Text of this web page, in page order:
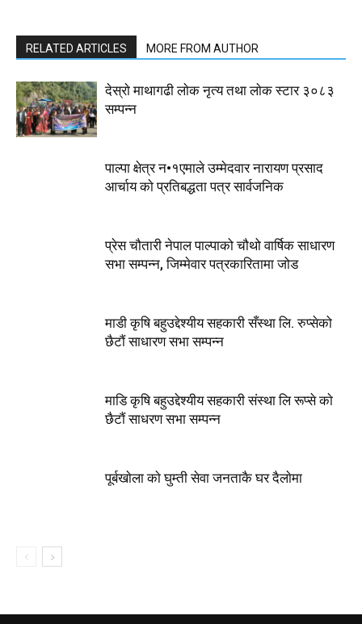
RELATED ARTICLES MORE FROM AUTHOR
देस्राे माथागढी लाेक नृत्य तथा लाेक स्टार ३०८३
सम्पन्न
पाल्पा क्षेत्र न•१एमाले उम्मेदवार नारायण प्रसाद
आर्चाय काे प्रतिबद्धता पत्र सार्वजनिक
प्रेस चौतारी नेपाल पाल्पाको चौथो वार्षिक साधारण
सभा सम्पन्न, जिम्मेवार पत्रकारितामा जोड
माडी कृषि बहुउद्देश्यीय सहकारी सँस्था लि. रुप्सेको
छैटाैं साधारण सभा सम्पन्न
माडि कृषि बहुउद्देश्यीय सहकारी संस्था लि रूप्से काे
छैटाैं साधरण सभा सम्पन्न
पूर्बखाेला काे घुम्ती सेवा जनताकै घर दैलाेमा